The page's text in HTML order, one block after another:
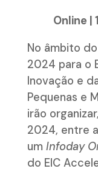
Online |
No âmbito
2024 para o
Inovação e
Pequenas e
irão
2024, entre
um Infoday
do EIC